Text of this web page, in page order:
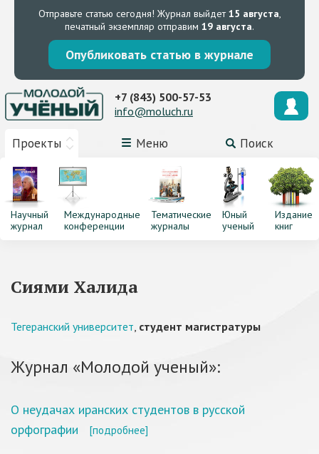
Отправьте статью сегодня! Журнал выйдет15 августа,
печатный экземпляр отправим 19 августа.
Опубликовать статью в журнале
Проекты Меню Поиск
+7 (843) 500-57-53
info@moluch.ru
Научный
журнал
Международные
конференции
Тематические
журналы
Юный
ученый
Издание
книг
Сиями Халида
Тегеранский университет, студент магистратуры
Журнал «Молодой ученый»:
О неудачах иранских студентов в русской
орфографии
[подробнее]